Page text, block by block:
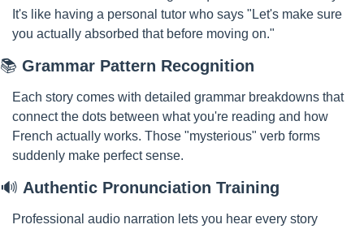
It's like having a personal tutor who says "Let's make sure
you actually absorbed that before moving on."
📚 Grammar Pattern Recognition
Each story comes with detailed grammar breakdowns that
connect the dots between what you're reading and how
French actually works. Those "mysterious" verb forms
suddenly make perfect sense.
🔊 Authentic Pronunciation Training
Professional audio narration lets you hear every story